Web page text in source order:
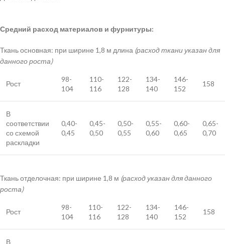
Средний расход материалов и фурнитуры:
Ткань основная: при ширине 1,8 м длина (расход ткани указан для
данного роста)
Рост
98-
104
110-
116
122-
128
134-
140
146-
152
158
В
соответствии
со схемой
раскладки
0,40-
0,45
0,45-
0,50
0,50-
0,55
0,55-
0,60
0,60-
0,65
0,65-
0,70
Ткань отделочная: при ширине 1,8 м (расход указан для данного
роста)
Рост
98-
104
110-
116
122-
128
134-
140
146-
152
158
В